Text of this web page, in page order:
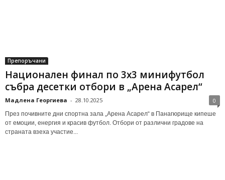
Препоръчани
Национален финал по 3х3 минифутбол
събра десетки отбори в „Арена Асарел“
Мадлена Георгиева - 28.10.2025 0
През почивните дни спортна зала „Арена Асарел“ в Панагюрище кипеше
от емоции, енергия и красив футбол. Отбори от различни градове на
страната взеха участие...